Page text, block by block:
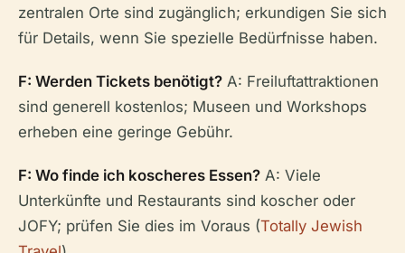
zentralen Orte sind zugänglich; erkundigen Sie sich
für Details, wenn Sie spezielle Bedürfnisse haben.
F: Werden Tickets benötigt? A: Freiluftattraktionen
sind generell kostenlos; Museen und Workshops
erheben eine geringe Gebühr.
F: Wo finde ich koscheres Essen? A: Viele
Unterkünfte und Restaurants sind koscher oder
JOFY; prüfen Sie dies im Voraus (Totally Jewish